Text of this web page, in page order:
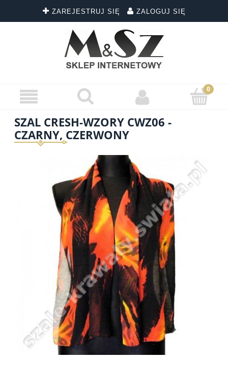
ZAREJESTRUJ SIĘ ZALOGUJ SIĘ
SZAL CRESH-WZORY CWZ06 -
CZARNY, CZERWONY